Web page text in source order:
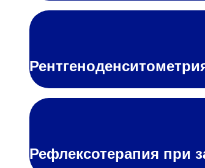
Регистратура
Рефлексотерапия при